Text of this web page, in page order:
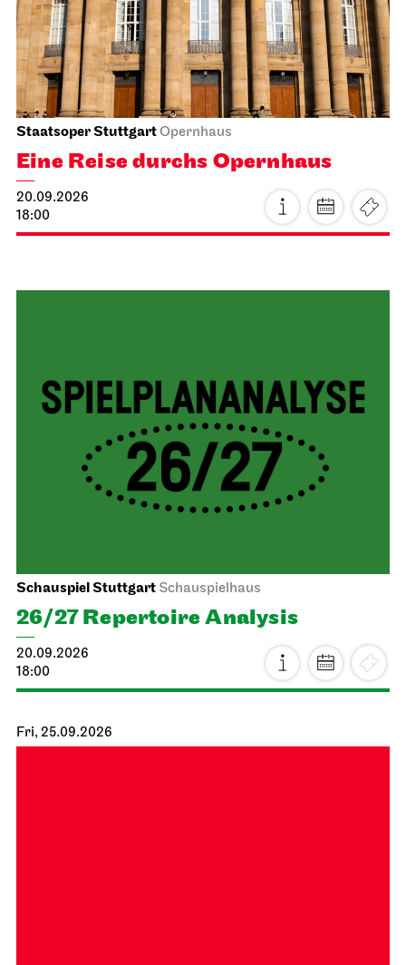
Staatsoper StuttgartOpernhaus
Eine Reise durchs Opernhaus
20.09.2026
18:00
Schauspiel Stuttgart Schauspielhaus
26/27 Repertoire Analysis
20.09.2026
18:00
Fri, 25.09.2026